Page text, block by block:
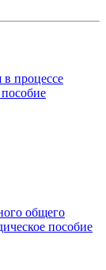
процессе
общего
пособие